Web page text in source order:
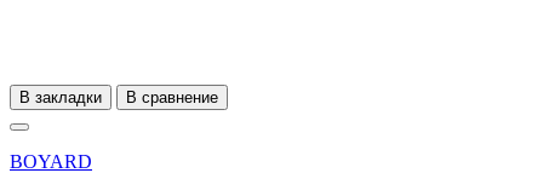
В закладки В сравнение
BOYARD